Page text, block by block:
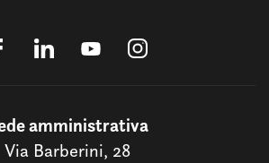
amministrativa
Via Barberini, 28